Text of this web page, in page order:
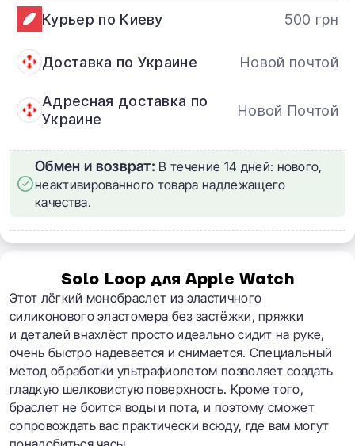
Курьер по Киеву 500 грн
Доставка по Украине Новой почтой
Адресная доставка по
Украине
Новой Почтой
Обмен и возврат: В течение 14 дней: нового,
неактивированного товара надлежащего
качества.
Solo Loop для Apple Watch
Этот лёгкий монобраслет из эластичного
силиконового эластомера без застёжки, пряжки
и деталей внахлёст просто идеально сидит на руке,
очень быстро надевается и снимается. Специальный
метод обработки ультрафиолетом позволяет создать
гладкую шелковистую поверхность. Кроме того,
браслет не боится воды и пота, и поэтому сможет
сопровождать вас практически всюду, где вам могут